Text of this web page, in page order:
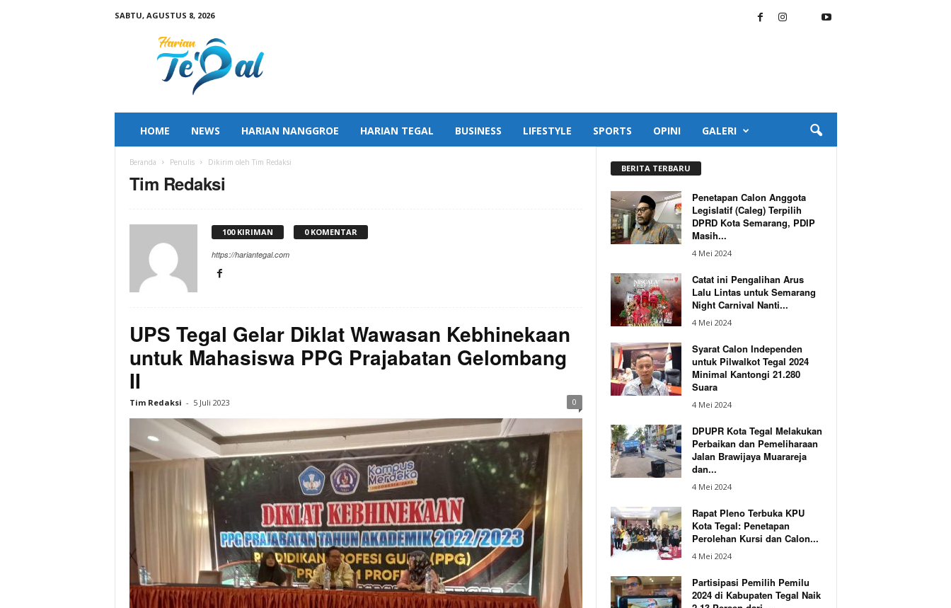
SABTU, AGUSTUS 8, 2026
HOME NEWS HARIAN NANGGROE HARIAN TEGAL BUSINESS LIFESTYLE SPORTS OPINI GALERI
Beranda Penulis Dikirim oleh Tim Redaksi
Tim Redaksi
100 KIRIMAN 0 KOMENTAR
https://hariantegal.com
UPS Tegal Gelar Diklat Wawasan Kebhinekaan
untuk Mahasiswa PPG Prajabatan Gelombang
II
Tim Redaksi - 5 Juli 2023 0
BERITA TERBARU
Penetapan Calon Anggota
Legislatif (Caleg) Terpilih
DPRD Kota Semarang, PDIP
Masih...
4 Mei 2024
Catat ini Pengalihan Arus
Lalu Lintas untuk Semarang
Night Carnival Nanti...
4 Mei 2024
Syarat Calon Independen
untuk Pilwalkot Tegal 2024
Minimal Kantongi 21.280
Suara
4 Mei 2024
DPUPR Kota Tegal Melakukan
Perbaikan dan Pemeliharaan
Jalan Brawijaya Muarareja
dan...
4 Mei 2024
Rapat Pleno Terbuka KPU
Kota Tegal: Penetapan
Perolehan Kursi dan Calon...
4 Mei 2024
Partisipasi Pemilih Pemilu
2024 di Kabupaten Tegal Naik